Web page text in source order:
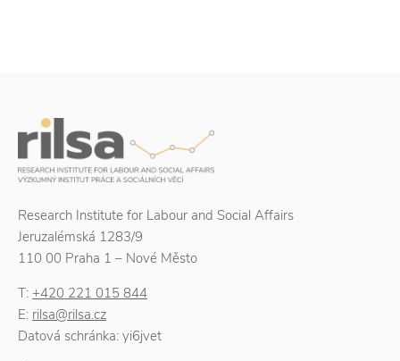
Research Institute for Labour and Social Affairs
Jeruzalémská 1283/9
110 00 Praha 1 – Nové Město
T: +420 221 015 844
E: rilsa@rilsa.cz
Datová schránka: yi6jvet